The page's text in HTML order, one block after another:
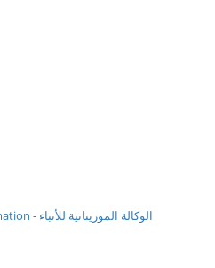
Agence Mauritanienne d\'Information - الوكالة الموريتانية للأنباء